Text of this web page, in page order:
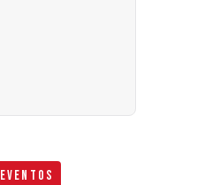
Eventos